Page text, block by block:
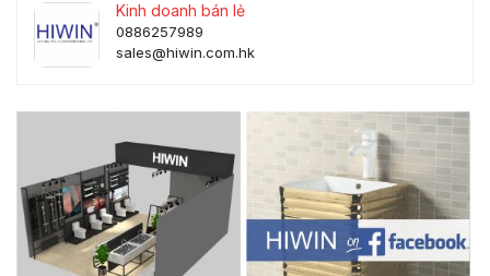
Kinh doanh bán lẻ
0886257989
sales@hiwin.com.hk